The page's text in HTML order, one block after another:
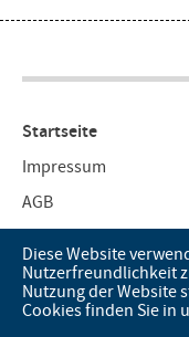
Startseite
Impressum
AGB
Kontakt
Diese Website
Nutzerfreundlichkeit
Nutzung der Website
Cookies finden Sie in